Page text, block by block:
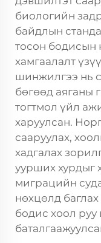
биологийн
байдлын
тосон бодисын
хамгаалалт
шинжилгээ нь
бөгөөд аяганы
тогтмол үйл
харуулсан.
сааруулах,
хадгалах
уурших хурдыг
миграцийн
нөхцөлд баглах
бодис хоол